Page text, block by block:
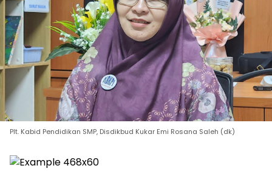
Plt. Kabid Pendidikan SMP, Disdikbud Kukar Emi Rosana Saleh (dk)